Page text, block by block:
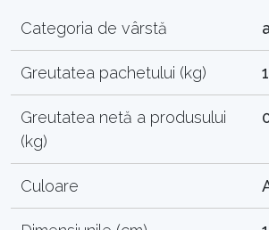
Categoria de vârstă
Greutatea pachetului (kg)
Greutatea netă a produsului
(kg)
Culoare